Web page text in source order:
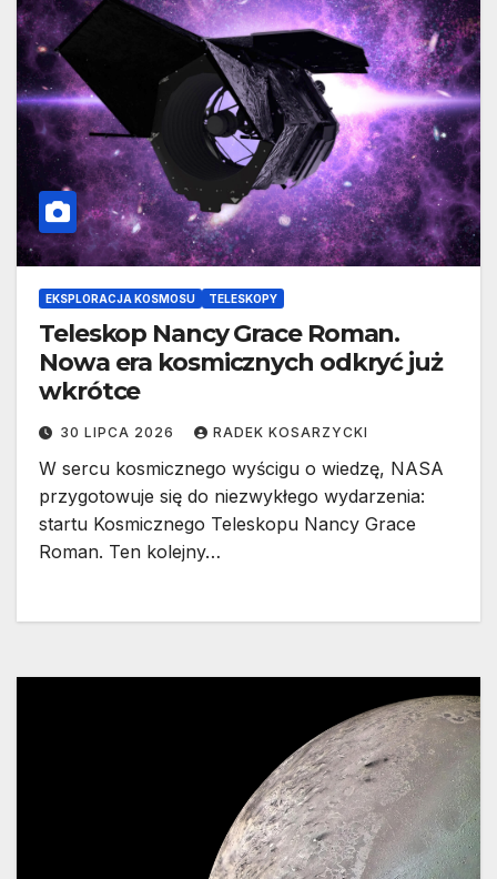
EKSPLORACJA KOSMOSU TELESKOPY
Teleskop Nancy Grace Roman.
Nowa era kosmicznych odkryć już
wkrótce
30 LIPCA 2026 RADEK KOSARZYCKI
W sercu kosmicznego wyścigu o wiedzę, NASA
przygotowuje się do niezwykłego wydarzenia:
startu Kosmicznego Teleskopu Nancy Grace
Roman. Ten kolejny…